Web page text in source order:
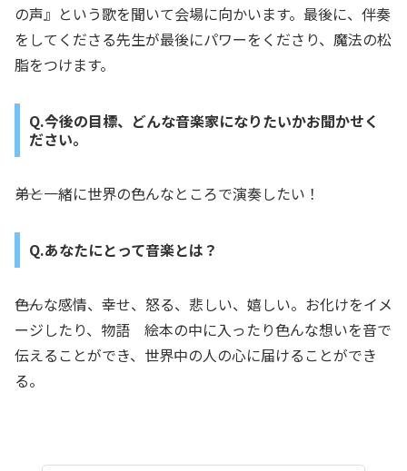
の声』という歌を聞いて会場に向かいます。最後に、伴奏
をしてくださる先生が最後にパワーをくださり、魔法の松
脂をつけます。
Q.今後の目標、どんな音楽家になりたいかお聞かせく
ださい。
――弟と一緒に世界の色んなところで演奏したい！
Q.あなたにとって音楽とは？
――色んな感情、幸せ、怒る、悲しい、嬉しい。お化けをイメ
ージしたり、物語 絵本の中に入ったり色んな想いを音で
伝えることができ、世界中の人の心に届けることができ
る。